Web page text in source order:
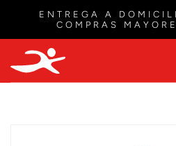
ENTREGA A
COMPRAS